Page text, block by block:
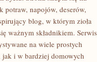
potraw, napojów, deserów,
blog, w którym zioła
ważnym składnikiem. Serwis
na wiele prostych
i w bardziej domowych